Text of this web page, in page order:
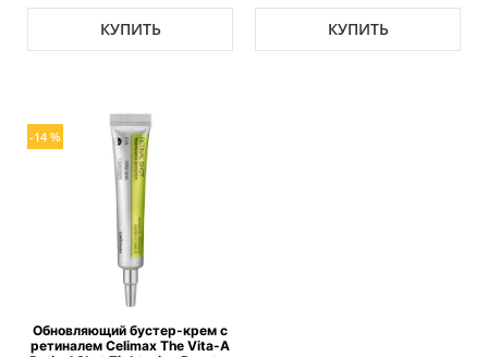
КУПИТЬ КУПИТЬ
-14 %
Обновляющий бустер-крем с
ретиналем Celimax The Vita-A